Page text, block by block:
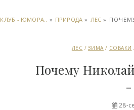
КЛУБ - ЮМОРА.. » ПРИРОДА » ЛЕС »
ЛЕС / ЗИМА / СОБАКИ
Почему
-
28-